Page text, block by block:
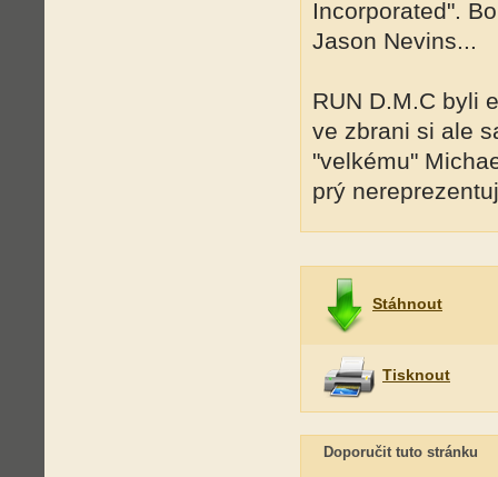
Incorporated".
Jason Nevins...
RUN D.M.C byli
ve zbrani si ale
"velkému"
prý
Stáhnout
Tisknout
Doporučit tuto stránku